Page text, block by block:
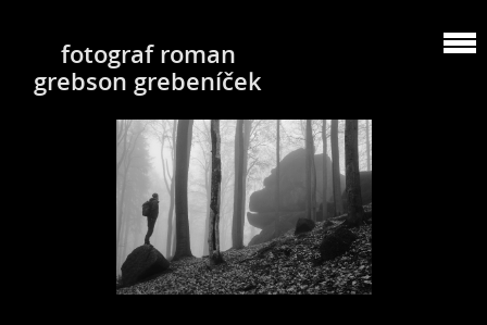
fotograf roman
grebson grebeníček